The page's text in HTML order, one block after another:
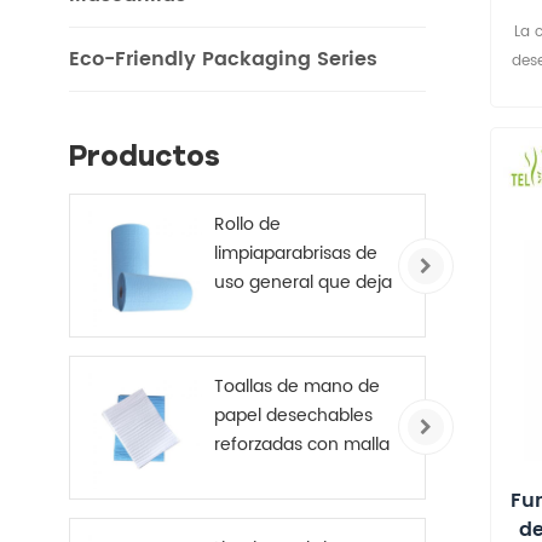
La
Eco-Friendly Packaging Series
Productos
Rollo de
limpiaparabrisas de
uso general que deja
245 mm x 70 m
Toallas de mano de
papel desechables
reforzadas con malla